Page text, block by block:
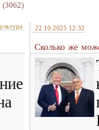
(3062)
22.10.2025 12:32
Сколько же